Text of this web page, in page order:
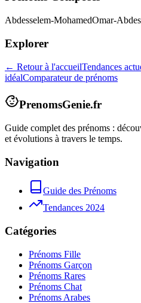
Abdesselem-MohamedOmar-
Explorer
← Retour à l'accueilTendances
idéalComparateur de prénoms
PrenomsGenie.fr
Guide complet des prénoms :
et évolutions à travers le temps.
Navigation
Guide des Prénoms
Tendances 2024
Catégories
Prénoms Fille
Prénoms Garçon
Prénoms Rares
Prénoms Chat
Prénoms Arabes